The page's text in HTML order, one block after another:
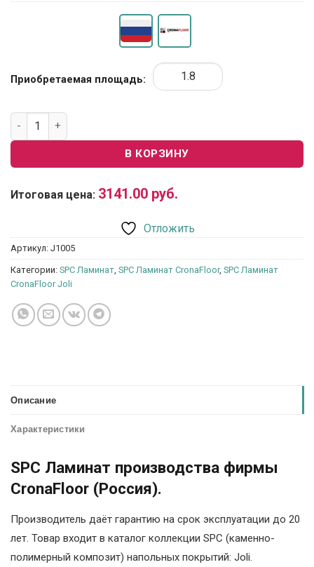
Приобретаемая площадь:
Количество товара SPC ламинат CronaFloor Joli J1005
В КОРЗИНУ
Итоговая цена: 3141.00 руб.
Отложить
Артикул: J1005
Категории: SPC Ламинат SPC Ламинат CronaFloor, SPC Ламинат
CronaFloor Joli
Описание
Характеристики
SPC Ламинат производства фирмы
CronaFloor (Россия).
Производитель даёт гарантию на срок эксплуатации до 20
лет. Товар входит в каталог коллекции SPC (каменно-
полимерный композит) напольных покрытий: Joli.